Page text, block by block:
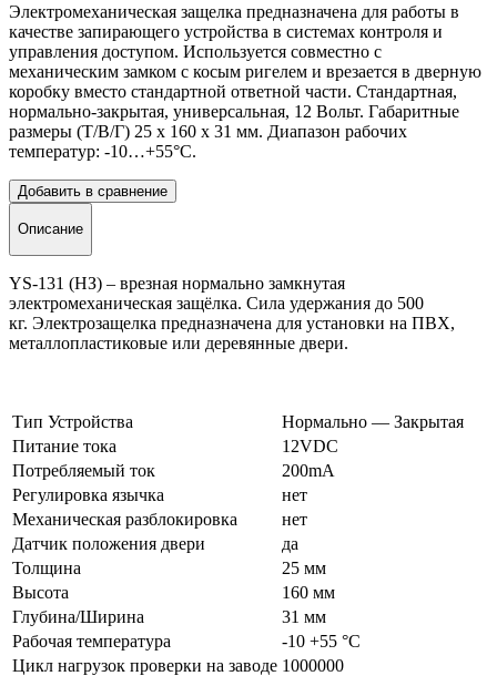
Электромеханическая защелка предназначена для работы в
качестве запирающего устройства в системах контроля и
управления доступом. Используется совместно с
механическим замком с косым ригелем и врезается в дверную
коробку вместо стандартной ответной части. Стандартная,
нормально-закрытая, универсальная, 12 Вольт. Габаритные
размеры (Т/В/Г) 25 х 160 х 31 мм. Диапазон рабочих
температур: -10…+55°C.
Добавить в сравнение
Описание
YS-131 (НЗ) – врезная нормально замкнутая
электромеханическая защёлка. Сила удержания до 500
кг. Электрозащелка предназначена для установки на ПВХ,
металлопластиковые или деревянные двери.
Тип Устройства
Нормально — Закрытая
Питание тока
12VDC
Потребляемый ток
200mA
Регулировка язычка
нет
Механическая разблокировка
нет
Датчик положения двери
да
Толщина
25 мм
Высота
160 мм
Глубина/Ширина
31 мм
Рабочая температура
-10 +55 °С
Цикл нагрузок проверки на заводе 1000000